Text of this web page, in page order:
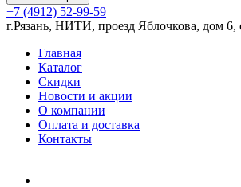
+7 (4912) 52-99-59
г.Рязань, НИТИ, проезд Яблочкова, дом 6,
Главная
Каталог
Скидки
Новости и акции
О компании
Оплата и доставка
Контакты